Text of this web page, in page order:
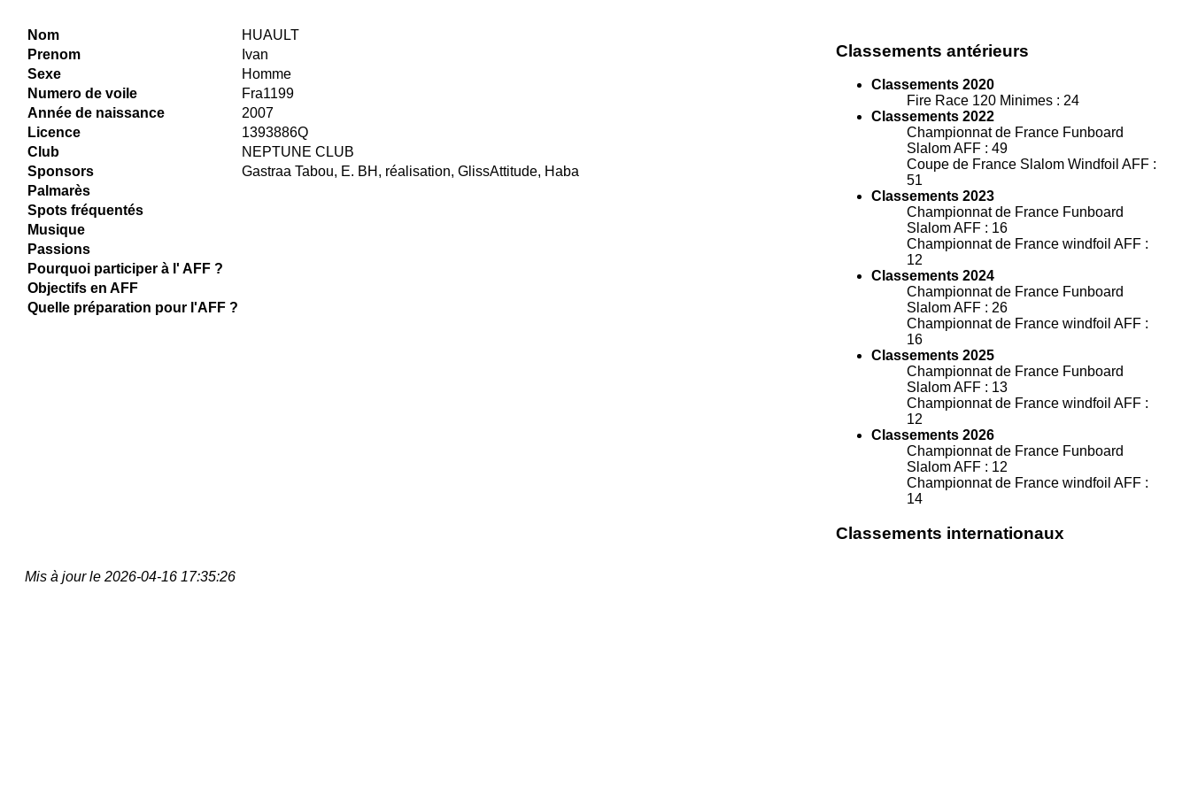
Nom
HUAULT
Prenom
Ivan
Sexe
Homme
Numero de voile
Fra1199
Année de naissance
2007
Licence
1393886Q
Club
NEPTUNE CLUB
Sponsors
Gastraa Tabou, E. BH, réalisation, GlissAttitude, Haba
Palmarès
Spots fréquentés
Musique
Passions
Pourquoi participer à l' AFF ?
Objectifs en AFF
Quelle préparation pour l'AFF ?
Classements antérieurs
Classements 2020
Fire Race 120 Minimes : 24
Classements 2022
Championnat de France Funboard
Slalom AFF : 49
Coupe de France Slalom Windfoil AFF :
51
Classements 2023
Championnat de France Funboard
Slalom AFF : 16
Championnat de France windfoil AFF :
12
Classements 2024
Championnat de France Funboard
Slalom AFF : 26
Championnat de France windfoil AFF :
16
Classements 2025
Championnat de France Funboard
Slalom AFF : 13
Championnat de France windfoil AFF :
12
Classements 2026
Championnat de France Funboard
Slalom AFF : 12
Championnat de France windfoil AFF :
14
Classements internationaux
Mis à jour le 2026-04-16 17:35:26